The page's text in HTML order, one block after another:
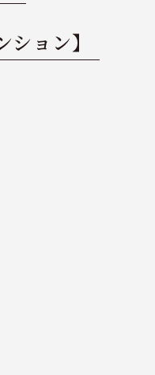
ョン】